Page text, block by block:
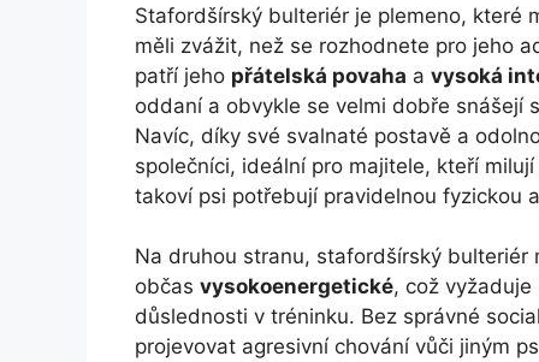
Stafordšírský bulteriér je plemeno, které
měli zvážit, než se rozhodnete pro jeho
patří jeho přátelská povaha a vysoká
oddaní a obvykle se velmi dobře snášejí
Navíc, díky své svalnaté postavě a
společníci, ideální pro majitele, kteří
takoví psi potřebují pravidelnou fyzickou
Na druhou stranu, stafordšírský bulteriér
občas vysokoenergetické, což
důslednosti v tréninku. Bez správné
projevovat agresivní chování vůči jiným